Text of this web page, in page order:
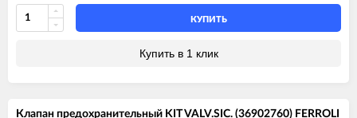
FERROLI DIVAtop Low Nox F32
КУПИТЬ
Купить в 1 клик
Клапан предохранительный KIT VALV.SIC. (36902760) FERROLI